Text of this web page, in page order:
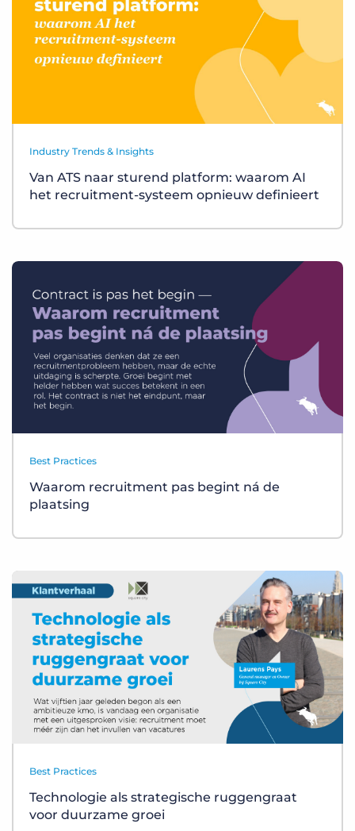
Industry Trends & Insights
Van ATS naar sturend platform: waarom AI
het recruitment-systeem opnieuw definieert
Best Practices
Waarom recruitment pas begint ná de
plaatsing
Best Practices
Technologie als strategische ruggengraat
voor duurzame groei